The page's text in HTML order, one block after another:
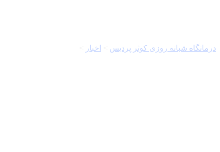
درمانگاه شبانه روزی کوثر پردیس اخبار